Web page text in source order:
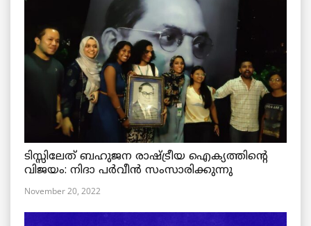
ടിസ്സിലേത് ബഹുജന രാഷ്ട്രീയ ഐക്യത്തിന്റെ
വിജയം: നിദാ പർവീൻ സംസാരിക്കുന്നു
November 20, 2022